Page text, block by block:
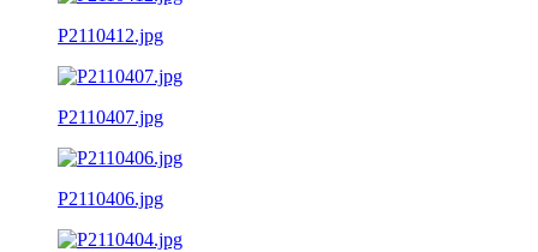
P2110412.jpg
P2110407.jpg
P2110406.jpg